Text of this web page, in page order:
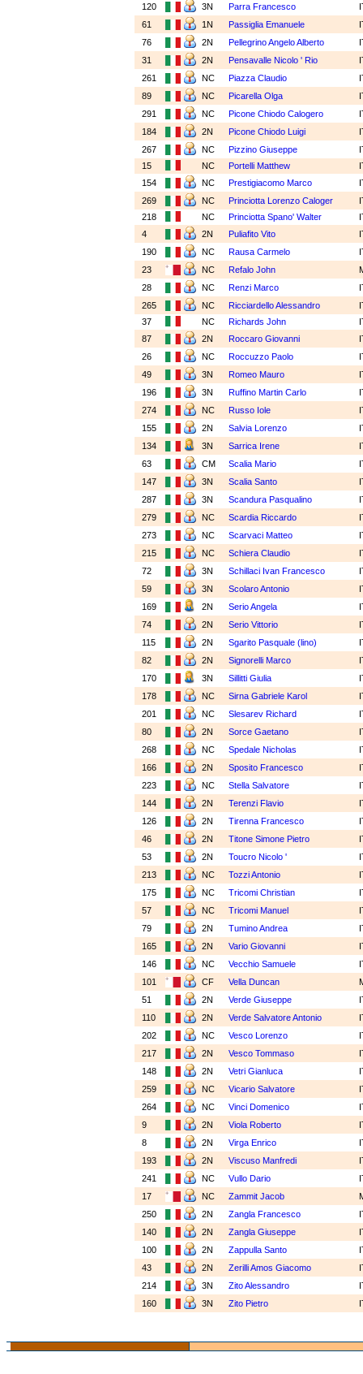
120
3N Parra Francesco
61
1N Passiglia Emanuele
76
2N Pellegrino Angelo Alberto
31
2N Pensavalle Nicolo ' Rio
261
NC Piazza Claudio
89
NC Picarella Olga
291
NC Picone Chiodo Calogero
184
2N Picone Chiodo Luigi
267
NC Pizzino Giuseppe
15
NC Portelli Matthew
154
NC Prestigiacomo Marco
269
NC Princiotta Lorenzo Caloger
218
NC Princiotta Spano' Walter
4
2N Puliafito Vito
190
NC Rausa Carmelo
23
NC Refalo John
28
NC Renzi Marco
265
NC Ricciardello Alessandro
37
NC Richards John
87
2N Roccaro Giovanni
26
NC Roccuzzo Paolo
49
3N Romeo Mauro
196
3N Ruffino Martin Carlo
274
NC Russo Iole
155
2N Salvia Lorenzo
134
3N Sarrica Irene
63
CM Scalia Mario
147
3N Scalia Santo
287
3N Scandura Pasqualino
279
NC Scardia Riccardo
273
NC Scarvaci Matteo
215
NC Schiera Claudio
72
3N Schillaci Ivan Francesco
59
3N Scolaro Antonio
169
2N Serio Angela
74
2N Serio Vittorio
115
2N Sgarito Pasquale (lino)
82
2N Signorelli Marco
170
3N Sillitti Giulia
178
NC Sirna Gabriele Karol
201
NC Slesarev Richard
80
2N Sorce Gaetano
268
NC Spedale Nicholas
166
2N Sposito Francesco
223
NC Stella Salvatore
144
2N Terenzi Flavio
126
2N Tirenna Francesco
46
2N Titone Simone Pietro
53
2N Toucro Nicolo '
213
NC Tozzi Antonio
175
NC Tricomi Christian
57
NC Tricomi Manuel
79
2N Tumino Andrea
165
2N Vario Giovanni
146
NC Vecchio Samuele
101
CF Vella Duncan
51
2N Verde Giuseppe
110
2N Verde Salvatore Antonio
202
NC Vesco Lorenzo
217
2N Vesco Tommaso
148
2N Vetri Gianluca
259
NC Vicario Salvatore
264
NC Vinci Domenico
9
2N Viola Roberto
8
2N Virga Enrico
193
2N Viscuso Manfredi
241
NC Vullo Dario
17
NC Zammit Jacob
250
2N Zangla Francesco
140
2N Zangla Giuseppe
100
2N Zappulla Santo
43
2N Zerilli Amos Giacomo
214
3N Zito Alessandro
160
3N Zito Pietro